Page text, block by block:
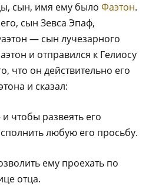
сын, имя ему было Фаэтон.
сын Зевса Эпаф,
— сын лучезарного
и отправился к Гелиосу
что он действительно его
и сказал:
развеять его
любую его просьбу.
ему проехать по
отца.